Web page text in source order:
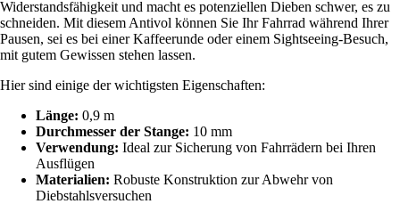
Widerstandsfähigkeit und macht es potenziellen Dieben schwer, es zu
schneiden. Mit diesem Antivol können Sie Ihr Fahrrad während Ihrer
Pausen, sei es bei einer Kaffeerunde oder einem Sightseeing-Besuch,
mit gutem Gewissen stehen lassen.
Hier sind einige der wichtigsten Eigenschaften:
Länge: 0,9 m
Durchmesser der Stange: 10 mm
Verwendung: Ideal zur Sicherung von Fahrrädern bei Ihren
Ausflügen
Materialien: Robuste Konstruktion zur Abwehr von
Diebstahlsversuchen